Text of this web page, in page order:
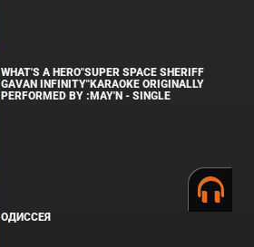
WHAT'S A HERO"SUPER SPACE SHERIFF
GAVAN INFINITY"KARAOKE ORIGINALLY
PERFORMED BY :MAY'N - SINGLE
ОДИССЕЯ